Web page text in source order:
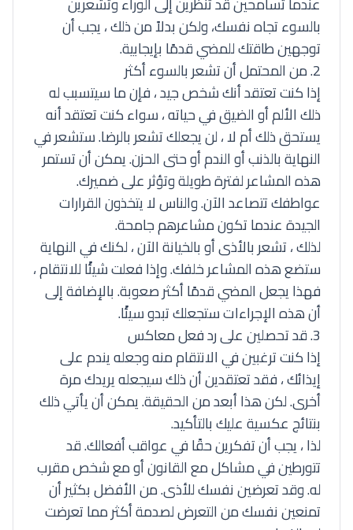
بالسوء تجاه نفسك، ولكن بدلاً من ذلك ، يجب أن
توجهين طاقتك للمضي قدمًا بإيجابية.
2. من المحتمل أن تشعر بالسوء أكثر
إذا كنت تعتقد أنك شخص جيد ، فإن ما سيتسبب له
ذلك الألم أو الضيق في حياته ، سواء كنت تعتقد أنه
يستحق ذلك أم لا ، لن يجعلك تشعر بالرضا. ستشعر في
النهاية بالذنب أو الندم أو حتى الحزن. يمكن أن تستمر
هذه المشاعر لفترة طويلة وتؤثر على ضميرك.
عواطفك تتصاعد الآن. والناس لا يتخذون القرارات
الجيدة عندما تكون مشاعرهم جامحة.
لذلك ، تشعر بالأذى أو بالخيانة الآن ، لكنك في النهاية
ستضع هذه المشاعر خلفك. وإذا فعلت شيئًا للانتقام ،
فهذا يجعل المضي قدمًا أكثر صعوبة. بالإضافة إلى
أن هذه الإجراءات ستجعلك تبدو سيئًا.
3. قد تحصلين على رد فعل معاكس
إذا كنت ترغبين في الانتقام منه وجعله يندم على
إيذائك ، فقد تعتقدين أن ذلك سيجعله يريدك مرة
أخرى. لكن هذا أبعد من الحقيقة. يمكن أن يأتي ذلك
بنتائج عكسية عليك بالتأكيد.
لذا ، يجب أن تفكرين حقًا في عواقب أفعالك. قد
تتورطين في مشاكل مع القانون أو مع شخص مقرب
له. وقد تعرضين نفسك للأذى. من الأفضل بكثير أن
تمنعين نفسك من التعرض لصدمة أكثر مما تعرضت